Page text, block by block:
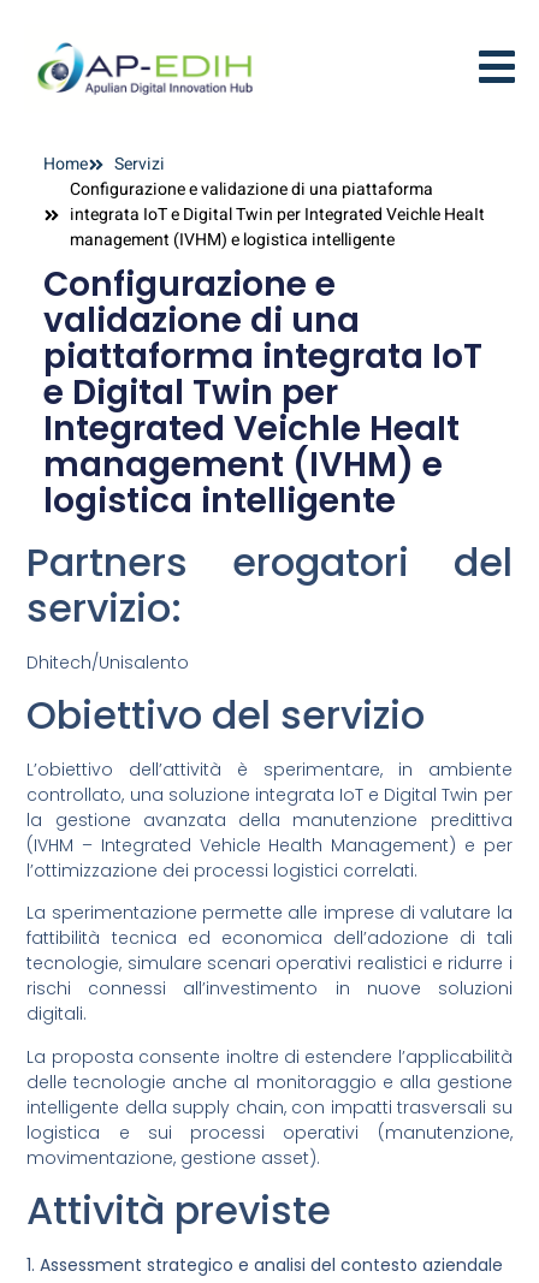
Home
Servizi
Configurazione e validazione di una piattaforma
integrata IoT e Digital Twin per Integrated Veichle HeaIt
management (IVHM) e logistica intelligente
Configurazione e
validazione di una
piattaforma integrata IoT
e Digital Twin per
Integrated Veichle HeaIt
management (IVHM) e
logistica intelligente
Partners erogatori del
servizio:
Dhitech/Unisalento
Obiettivo del servizio
L’obiettivo dell’attività è sperimentare, in ambiente
controllato, una soluzione integrata IoT e Digital Twin per
la gestione avanzata della manutenzione predittiva
(IVHM – Integrated Vehicle Health Management) e per
l’ottimizzazione dei processi logistici correlati.
La sperimentazione permette alle imprese di valutare la
fattibilità tecnica ed economica dell’adozione di tali
tecnologie, simulare scenari operativi realistici e ridurre i
rischi connessi all’investimento in nuove soluzioni
digitali.
La proposta consente inoltre di estendere l’applicabilità
delle tecnologie anche al monitoraggio e alla gestione
intelligente della supply chain, con impatti trasversali su
logistica e sui processi operativi (manutenzione,
movimentazione, gestione asset).
Attività previste
1. Assessment strategico e analisi del contesto aziendale